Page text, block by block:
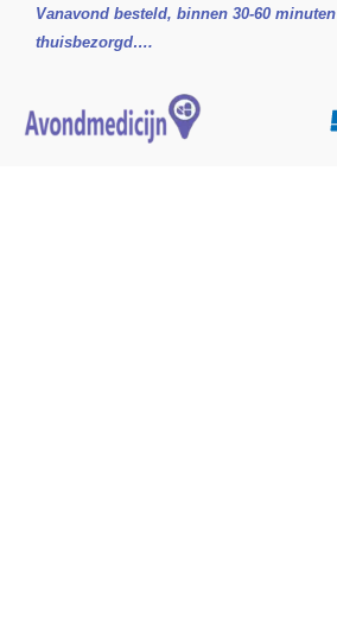
naar
Vanavond besteld, binnen 30-60 minuten
thuisbezorgd….
Microlax
klysma